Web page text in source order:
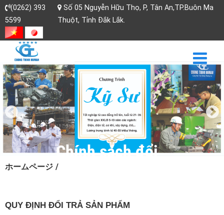
(0262) 393
5599
Số 05 Nguyễn Hữu Thọ, P, Tân An,TP.Buôn Ma
Thuột, Tỉnh Đắk Lắk.
ホームページ /
Chính sách đổi
QUY ĐỊNH ĐỔI TRẢ SẢN PHẨM